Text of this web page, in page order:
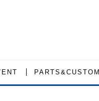
PARTS&CUSTOM